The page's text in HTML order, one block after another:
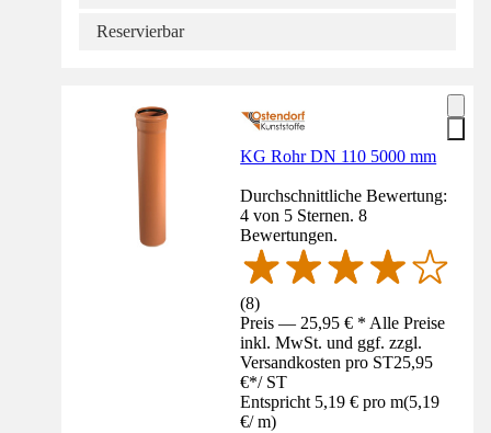
Reservierbar
KG Rohr DN 110 5000 mm
Durchschnittliche Bewertung:
4 von 5 Sternen. 8
Bewertungen.
(8)
Preis — 25,95 € * Alle Preise
inkl. MwSt. und ggf. zzgl.
Versandkosten pro ST25,95
€*/ ST
Entspricht 5,19 € pro m(5,19
€/ m)